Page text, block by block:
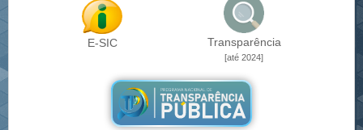
E-SIC Transparência
[até 2024]